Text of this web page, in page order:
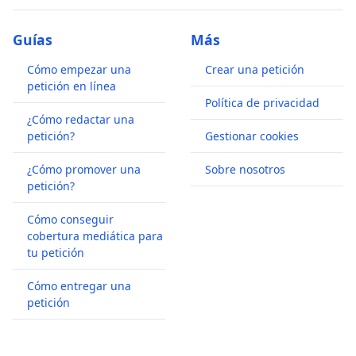
Guías
Cómo empezar una
petición en línea
¿Cómo redactar una
petición?
¿Cómo promover una
petición?
Cómo conseguir
cobertura mediática para
tu petición
Cómo entregar una
petición
Más
Crear una petición
Política de privacidad
Gestionar cookies
Sobre nosotros